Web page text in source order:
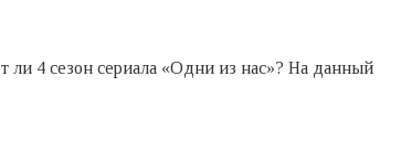
ли 4 сезон сериала «Одни из нас»? На данный